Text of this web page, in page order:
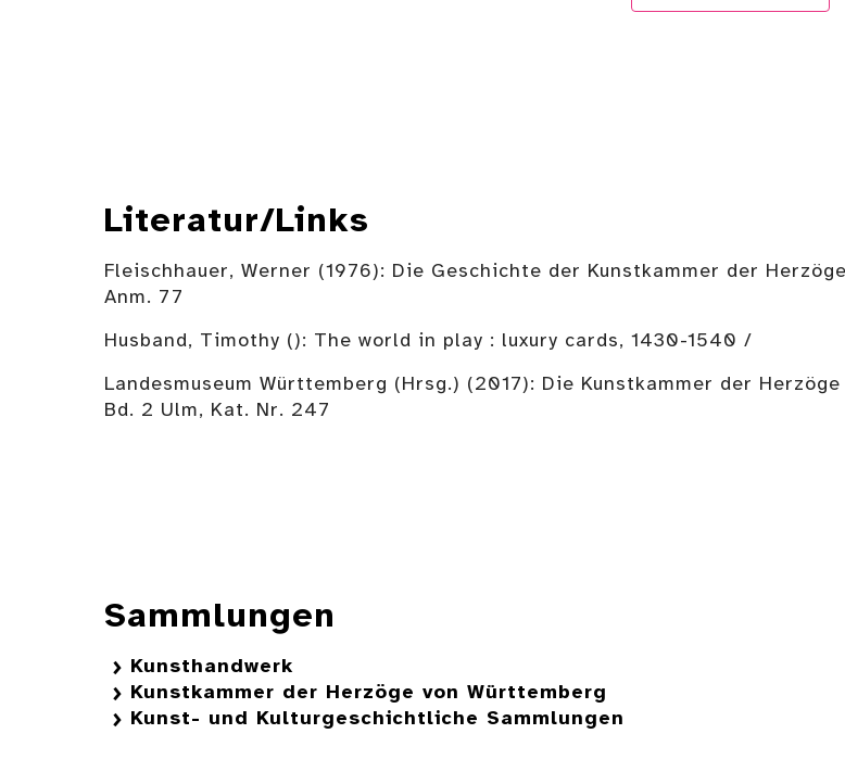
Literatur/Links
Fleischhauer, Werner (1976): Die Geschichte der Kunstkammer der
Anm. 77
Husband, Timothy (): The world in play : luxury cards, 1430-1540 /
Landesmuseum Württemberg (Hrsg.) (2017): Die Kunstkammer der
Bd. 2 Ulm, Kat. Nr. 247
Sammlungen
Kunsthandwerk
Kunstkammer der Herzöge von Württemberg
Kunst- und Kulturgeschichtliche Sammlungen